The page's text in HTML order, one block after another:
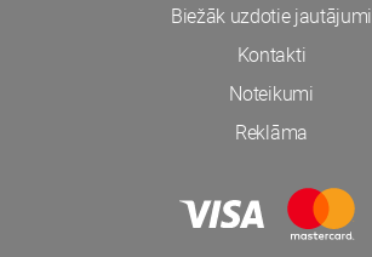
Biežāk uzdotie jautājumi
Kontakti
Noteikumi
Reklāma